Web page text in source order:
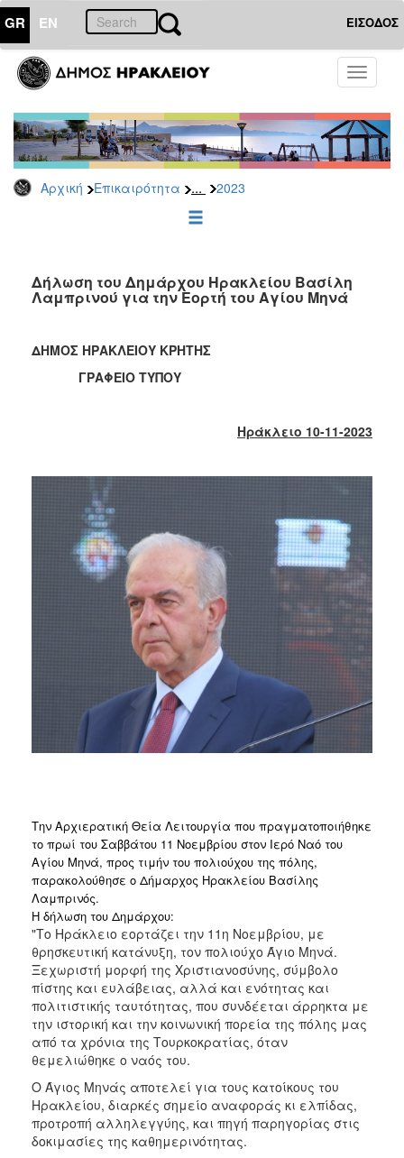
GR EN ΕΙΣΟΔΟΣ
Toggle
Αρχική Επικαιρότητα ... 2023
ΕΠΙΚΑΙΡΟΤΗΤΑ
Τύπου
Αρχείο
2026
2025
2022
2021
2019
2018
2013
2012
2011
2010
Δήλωση του Δημάρχου Ηρακλείου Βασίλη
Λαμπρινού για την Εορτή του Αγίου Μηνά
ΔΗΜΟΣ ΗΡΑΚΛΕΙΟΥ ΚΡΗΤΗΣ
ΓΡΑΦΕΙΟ ΤΥΠΟΥ
Ηράκλειο 10-11-2023
Την Αρχιερατική Θεία Λειτουργία που πραγματοποιήθηκε
το πρωί του Σαββάτου 11 Νοεμβρίου στον Ιερό Ναό του
Αγίου Μηνά, προς τιμήν του πολιούχου της πόλης,
παρακολούθησε ο Δήμαρχος Ηρακλείου Βασίλης
Λαμπρινός.
Η δήλωση του Δημάρχου:
"Το Ηράκλειο εορτάζει την 11η Νοεμβρίου, με
θρησκευτική κατάνυξη, τον πολιούχο Άγιο Μηνά.
Ξεχωριστή μορφή της Χριστιανοσύνης, σύμβολο
πίστης και ευλάβειας, αλλά και ενότητας και
πολιτιστικής ταυτότητας, που συνδέεται άρρηκτα με
την ιστορική και την κοινωνική πορεία της πόλης μας
από τα χρόνια της Τουρκοκρατίας, όταν
θεμελιώθηκε ο ναός του.
Ο Άγιος Μηνάς αποτελεί για τους κατοίκους του
Ηρακλείου, διαρκές σημείο αναφοράς κι ελπίδας,
προτροπή αλληλεγγύης, και πηγή παρηγορίας στις
δοκιμασίες της καθημερινότητας.